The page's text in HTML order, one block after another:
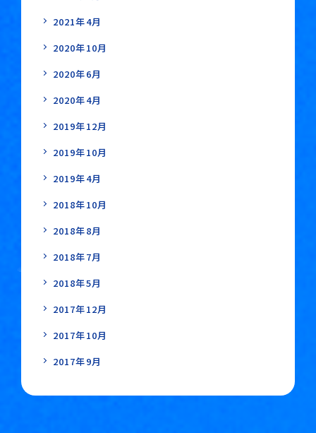
2021年4月
2020年10月
2020年6月
2020年4月
2019年12月
2019年10月
2019年4月
2018年10月
2018年8月
2018年7月
2018年5月
2017年12月
2017年10月
2017年9月